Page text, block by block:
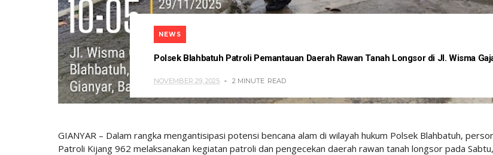
NEWS
Polsek Blahbatuh Patroli Pemantauan Daerah Rawan Tanah Longsor di Jl. Wisma
NOVEMBER 29, 2025 2 MINUTE READ
GIANYAR – Dalam rangka mengantisipasi potensi bencana alam di wilayah hukum Polsek Blahbatuh,
Patroli Kijang 962 melaksanakan kegiatan patroli dan pengecekan daerah rawan tanah longsor pada